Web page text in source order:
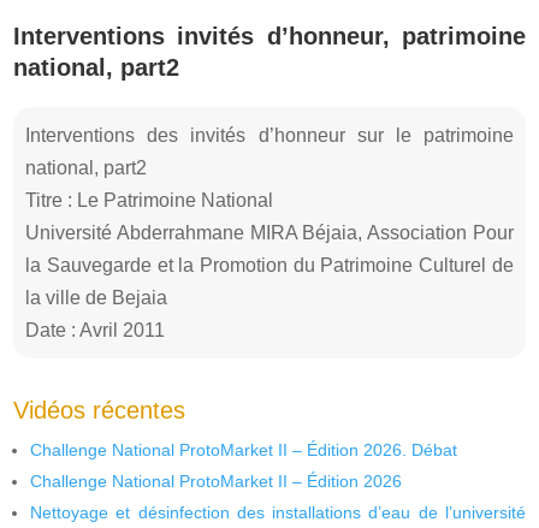
Interventions invités d’honneur, patrimoine
national, part2
Interventions des invités d’honneur sur le patrimoine
national, part2
Titre : Le Patrimoine National
Université Abderrahmane MIRA Béjaia, Association Pour
la Sauvegarde et la Promotion du Patrimoine Culturel de
la ville de Bejaia
Date : Avril 2011
Vidéos récentes
Challenge National ProtoMarket II – Édition 2026. Débat
Challenge National ProtoMarket II – Édition 2026
Nettoyage et désinfection des installations d’eau de l’université